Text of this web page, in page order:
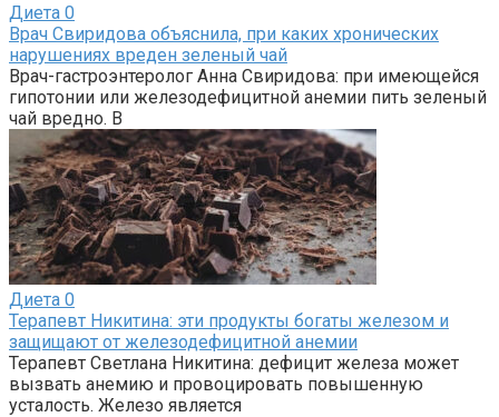
Диета 0
Врач Свиридова объяснила, при каких хронических
нарушениях вреден зеленый чай
Врач-гастроэнтеролог Анна Свиридова: при имеющейся
гипотонии или железодефицитной анемии пить зеленый
чай вредно. В
Диета 0
Терапевт Никитина: эти продукты богаты железом и
защищают от железодефицитной анемии
Терапевт Светлана Никитина: дефицит железа может
вызвать анемию и провоцировать повышенную
усталость. Железо является